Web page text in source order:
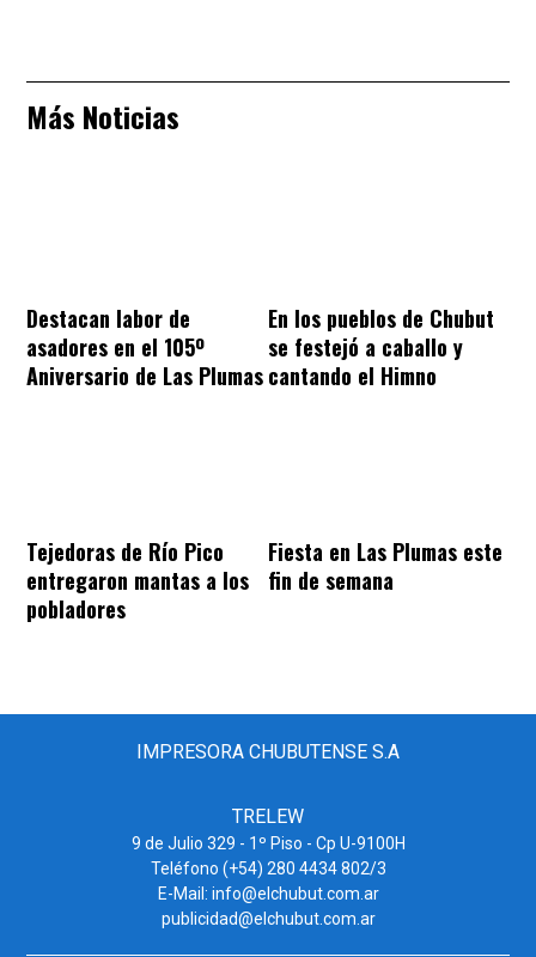
Más Noticias
Destacan labor de
asadores en el 105º
Aniversario de Las Plumas
En los pueblos de Chubut
se festejó a caballo y
cantando el Himno
Tejedoras de Río Pico
entregaron mantas a los
pobladores
Fiesta en Las Plumas este
fin de semana
IMPRESORA CHUBUTENSE S.A
TRELEW
9 de Julio 329 - 1º Piso - Cp U-9100H
Teléfono (+54) 280 4434 802/3
E-Mail: info@elchubut.com.ar
publicidad@elchubut.com.ar